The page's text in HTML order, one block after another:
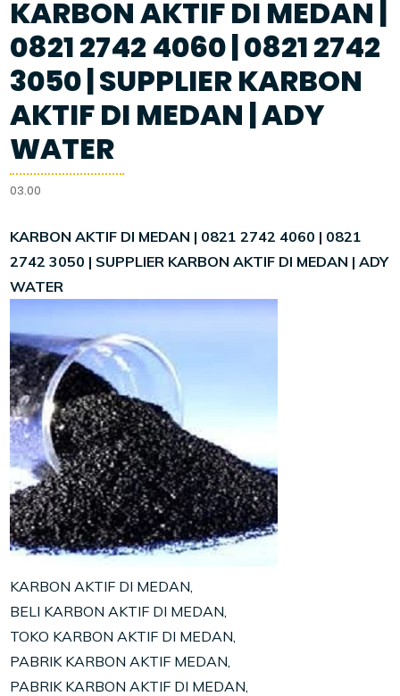
KARBON AKTIF DI MEDAN |
0821 2742 4060 | 0821 2742
3050 | SUPPLIER KARBON
AKTIF DI MEDAN | ADY
WATER
03.00
KARBON AKTIF DI MEDAN | 0821 2742 4060 | 0821
2742 3050 | SUPPLIER KARBON AKTIF DI MEDAN | ADY
WATER
KARBON AKTIF DI MEDAN,
BELI KARBON AKTIF DI MEDAN,
TOKO KARBON AKTIF DI MEDAN,
PABRIK KARBON AKTIF MEDAN,
PABRIK KARBON AKTIF DI MEDAN,